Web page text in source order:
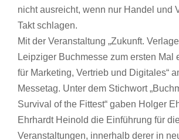
nicht ausreicht, wenn nur Handel und
Takt schlagen.
Mit der Veranstaltung „Zukunft.
Leipziger Buchmesse zum ersten Mal
für Marketing, Vertrieb und Digitales“
Messetag. Unter dem Stichwort
Survival of the Fittest“ gaben Holger
Ehrhardt Heinold die Einführung für
Veranstaltungen, innerhalb derer in